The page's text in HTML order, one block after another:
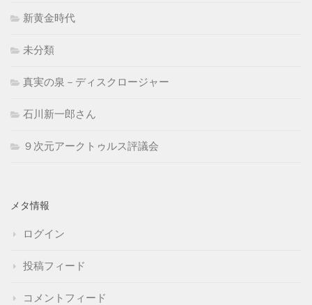
新黄金時代
未分類
真実の泉－ディスクロージャー
石川新一郎さん
９次元アークトゥルス評議会
メタ情報
ログイン
投稿フィード
コメントフィード